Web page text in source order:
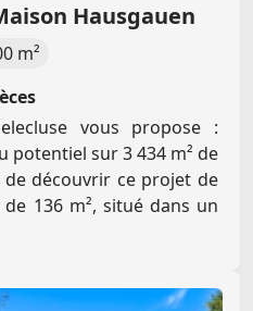
Hausgauen
m²
vous propose :
potentiel sur 3 434 m² de
découvrir ce projet de
136 m², situé dans un